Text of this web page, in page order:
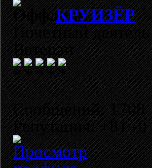
КРУИЗЁР
Почетный деятель
Ветеран
Сообщений: 1708
Репутация: +81/-0